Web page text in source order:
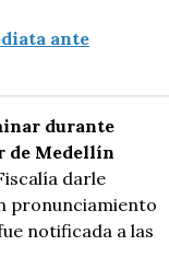
ante
durante
de Medellín
darle
pronunciamiento
notificada a las